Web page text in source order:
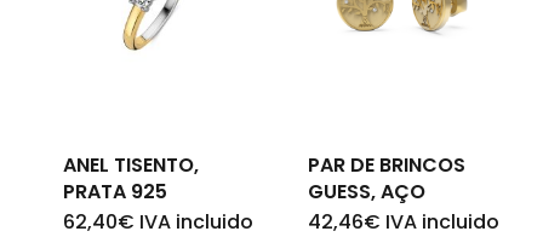
Nenhum produto no
ANEL TISENTO,
PRATA 925
62,40€ IVA incluido
PAR DE BRINCOS
GUESS, AÇO
42,46€ IVA incluido